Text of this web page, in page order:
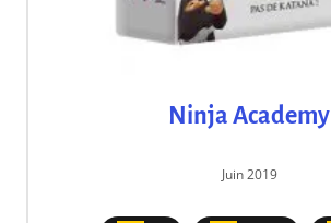
Ninja Academy
Juin 2019